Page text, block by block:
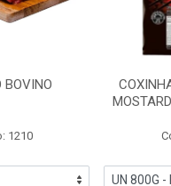
BOVINO
1210